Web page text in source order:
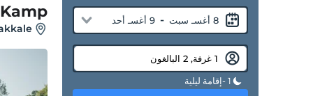
8 أغسـ سبت - 9 أغسـ أحد
1 -إقامة ليلية